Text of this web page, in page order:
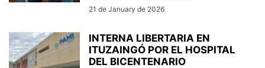
21 de January de 2026
INTERNA LIBERTARIA EN
ITUZAINGÓ POR EL HOSPITAL
DEL BICENTENARIO